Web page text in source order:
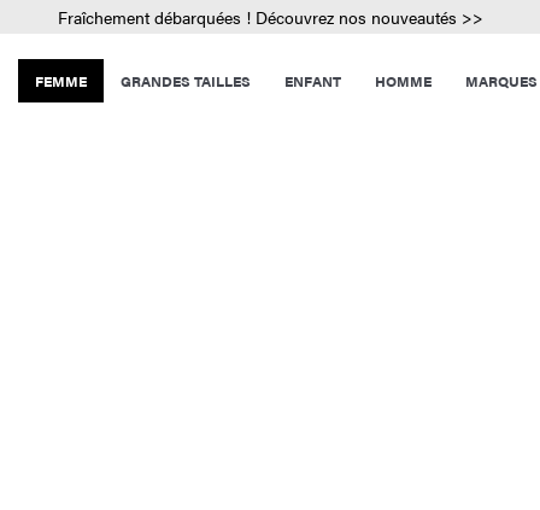
Fraîchement débarquées ! Découvrez nos nouveautés >>
FEMME GRANDES TAILLES ENFANT HOMME MARQUES